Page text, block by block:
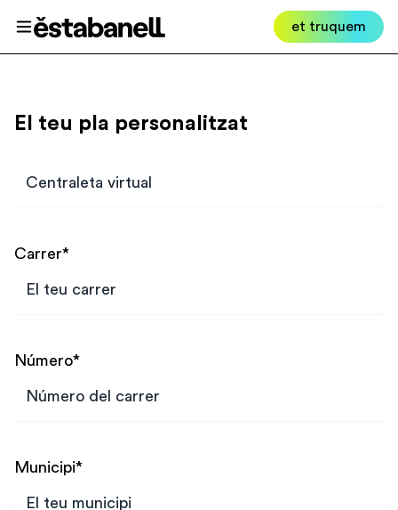
Obrir el menú
Estabanell et truquem
El teu pla personalitzat
Carrer*
Número*
Municipi*